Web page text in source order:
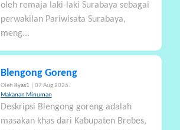
oleh remaja laki-laki Surabaya sebagai
perwakilan Pariwisata Surabaya,
meng...
Blengong Goreng
Oleh Kyas1
| 07 Aug 2026.
Makanan Minuman
Deskripsi Blengong goreng adalah
masakan khas dari Kabupaten Brebes,